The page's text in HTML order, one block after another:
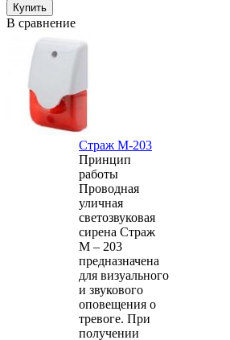
В сравнение
Страж М-203
Принцип
работы
Проводная
уличная
светозвуковая
сирена Страж
М – 203
предназначена
для визуального
и звукового
оповещения о
тревоге. При
получении